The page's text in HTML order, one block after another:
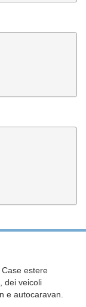
estere
dei veicoli
e autocaravan.